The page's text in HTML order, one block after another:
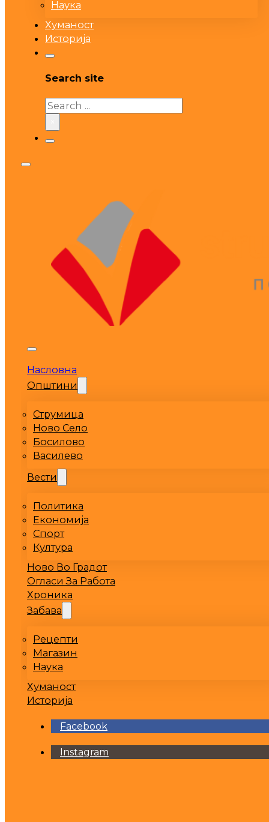
Наука
Хуманост
Историја
Search site
Search
Насловна
Општини
Струмица
Ново Село
Босилово
Василево
Вести
Политика
Економија
Спорт
Култура
Ново Во Градот
Огласи За Работа
Хроника
Забава
Рецепти
Магазин
Наука
Хуманост
Историја
Facebook
Instagram